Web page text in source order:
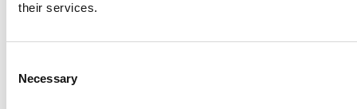
their services.
Selection
Necessary